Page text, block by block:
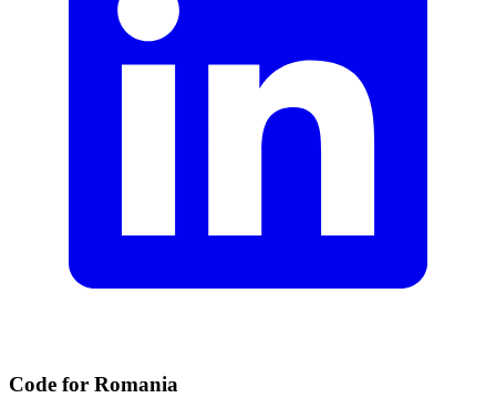
Code for Romania